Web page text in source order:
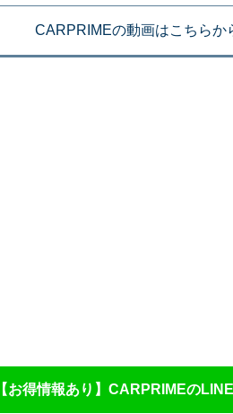
CARPRIMEの動画はこちらか
【お得情報あり】CARPRIMEの